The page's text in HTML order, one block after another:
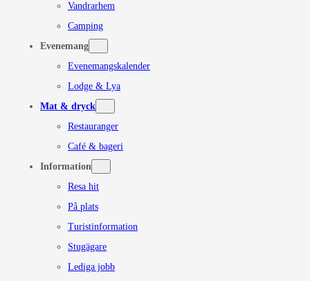
Vandrarhem
Camping
Evenemang
Evenemangskalender
Lodge & Lya
Mat & dryck
Restauranger
Café & bageri
Information
Resa hit
På plats
Turistinformation
Stugägare
Lediga jobb